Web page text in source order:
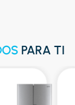
PARA TI